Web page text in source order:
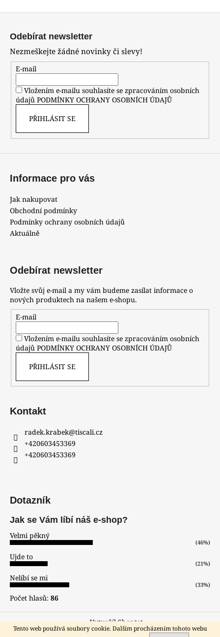
Tento web používá soubory cookie. Dalším procházením tohoto webu
Odebírat newsletter
Nezmeškejte žádné novinky či slevy!
E-mail
Vložením e-mailu souhlasíte se zpracováním osobních
údajů PODMÍNKY OCHRANY OSOBNÍCH ÚDAJŮ
PŘIHLÁSIT SE
Informace pro vás
Jak nakupovat
Obchodní podmínky
Podmínky ochrany osobních údajů
Aktuálně
Odebírat newsletter
Vložte svůj e-mail a my vám budeme zasílat informace o
nových produktech na našem e-shopu.
E-mail
Vložením e-mailu souhlasíte se zpracováním osobních
údajů PODMÍNKY OCHRANY OSOBNÍCH ÚDAJŮ
PŘIHLÁSIT SE
Kontakt
radek.krabek@tiscali.cz
+420603453369
+420603453369
Dotazník
Jak se Vám líbí náš e-shop?
Velmi pěkný
(46%)
Ujde to
(21%)
Nelíbí se mi
(33%)
Počet hlasů: 86
Vytvořil Shoptet